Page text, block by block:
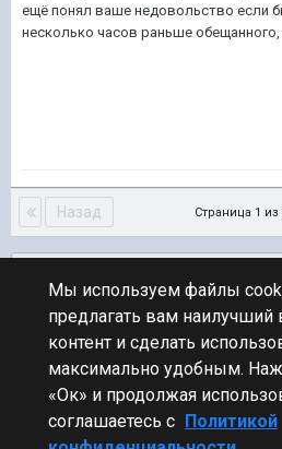
ещё понял ваше недовольство если
несколько часов раньше обещанного,
Назад Страница 1 из
ПЕРЕЙТИ К СПИСКУ ТЕМ
Обсуждение Мира Кораблей
Мы используем файлы
предлагать вам
контент и сделать
максимально удобным.
«Ок» и продолжая
соглашаетесь с Политикой